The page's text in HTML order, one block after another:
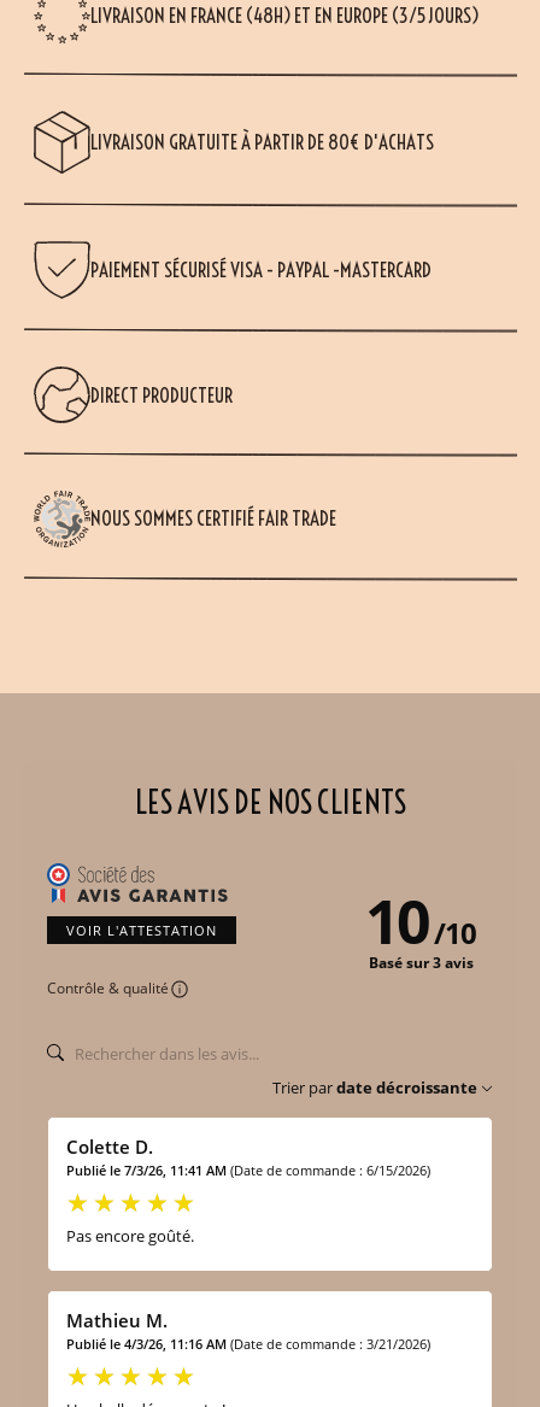
LIVRAISON EN FRANCE (48H) ET EN EUROPE (3/5 JOURS)
LIVRAISON GRATUITE À PARTIR DE 80€ D'ACHATS
PAIEMENT SÉCURISÉ VISA - PAYPAL -MASTERCARD
DIRECT PRODUCTEUR
NOUS SOMMES CERTIFIÉ FAIR TRADE
LES AVIS DE NOS CLIENTS
VOIR L'ATTESTATION
Contrôle & qualité
10/10
Basé sur 3 avis
Trier pardate décroissante
Colette D.
Publié le 7/3/26, 11:41 AM (Date de commande : 6/15/2026)
Pas encore goûté.
Mathieu M.
Publié le 4/3/26, 11:16 AM (Date de commande : 3/21/2026)